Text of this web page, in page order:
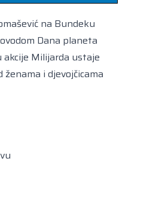
regija
na Bundeku
Dana planeta
akcije Milijarda ustaje
i djevojčicama